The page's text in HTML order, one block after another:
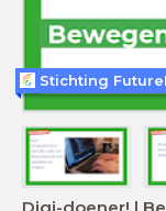
Stichting